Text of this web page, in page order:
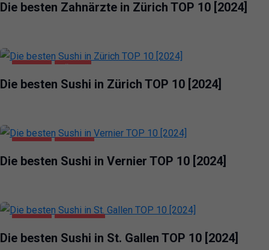
Die besten Zahnärzte in Zürich TOP 10 [2024]
GASTRO ZÜRICH
Die besten Sushi in Zürich TOP 10 [2024]
GASTRO VERNIER
Die besten Sushi in Vernier TOP 10 [2024]
GASTRO ST. GALLEN
Die besten Sushi in St. Gallen TOP 10 [2024]